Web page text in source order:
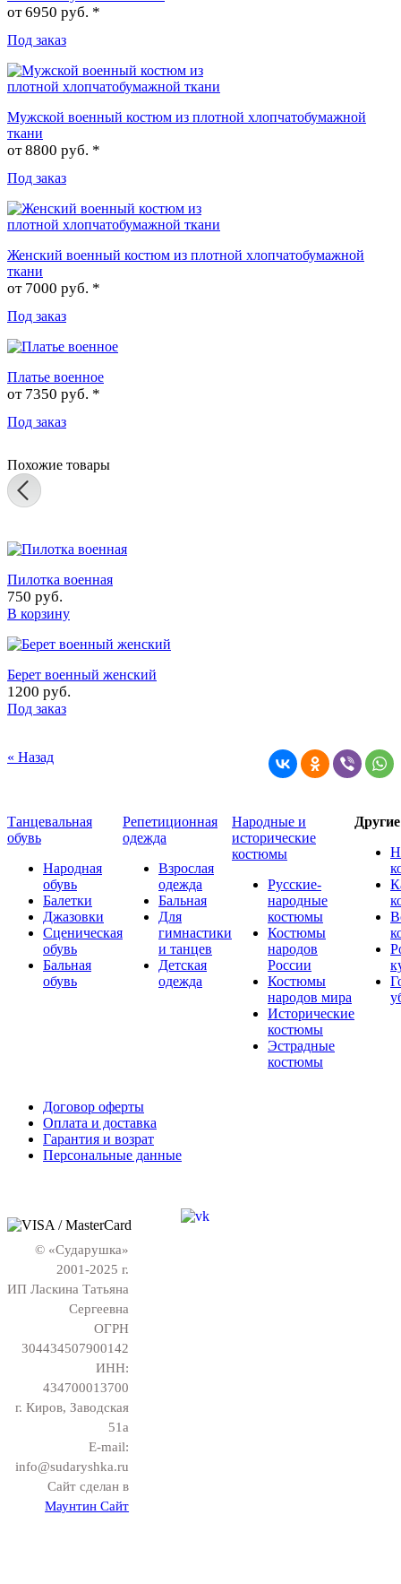
от6950 руб. *
Под заказ
Мужской военный костюм из плотной хлопчатобумажной
ткани
от8800 руб. *
Под заказ
Женский военный костюм из плотной хлопчатобумажной
ткани
от 7000 руб. *
Под заказ
Платье военное
от 7350 руб. *
Под заказ
Похожие товары
Пилотка военная
750 руб.
В корзину
Берет военный женский
1200 руб.
Под заказ
« Назад
Танцевальная
обувь
Народная
обувь
Балетки
Джазовки
Сценическая
обувь
Бальная
обувь
Репетиционная
одежда
Взрослая
одежда
Бальная
Для
гимнастики
и танцев
Детская
одежда
Народные и
исторические
костюмы
Русские-
народные
костюмы
Костюмы
народов
России
Костюмы
народов мира
Исторические
костюмы
Эстрадные
костюмы
Договор оферты
Оплата и доставка
Гарантия и возрат
Персональные данные
© «Сударушка»
2001-2025 г.
ИП Ласкина Татьяна
Сергеевна
ОГРН
304434507900142
ИНН:
434700013700
г. Киров, Заводская
51а
E-mail:
info@sudaryshka.ru
Сайт сделан в
Маунтин Сайт